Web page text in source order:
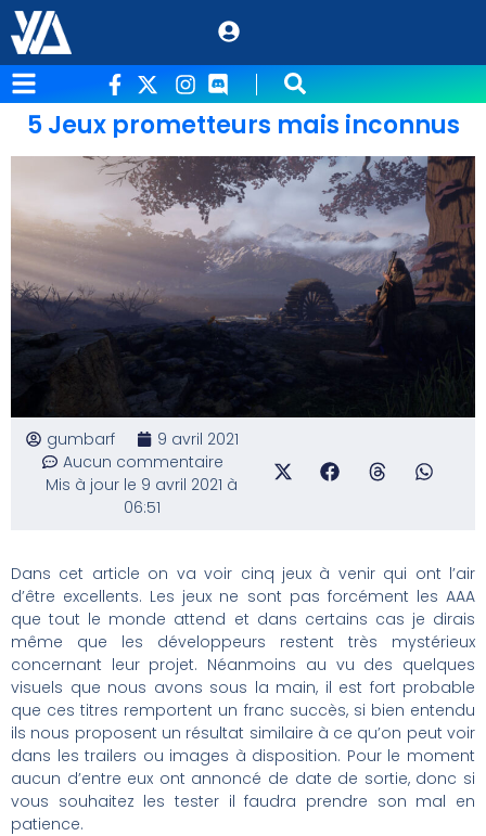
5 Jeux prometteurs mais inconnus
gumbarf
9 avril 2021
Aucun commentaire
Mis à jour le 9 avril 2021 à
06:51
Dans cet article on va voir cinq jeux à venir qui ont l’air
d’être excellents. Les jeux ne sont pas forcément les AAA
que tout le monde attend et dans certains cas je dirais
même que les développeurs restent très mystérieux
concernant leur projet. Néanmoins au vu des quelques
visuels que nous avons sous la main, il est fort probable
que ces titres remportent un franc succès, si bien entendu
ils nous proposent un résultat similaire à ce qu’on peut voir
dans les trailers ou images à disposition. Pour le moment
aucun d’entre eux ont annoncé de date de sortie, donc si
vous souhaitez les tester il faudra prendre son mal en
patience.